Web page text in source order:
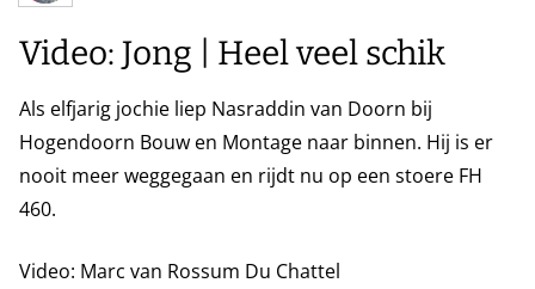
Video: Jong | Heel veel schik
Als elfjarig jochie liep Nasraddin van Doorn bij
Hogendoorn Bouw en Montage naar binnen. Hij is er
nooit meer weggegaan en rijdt nu op een stoere FH
460.
Video: Marc van Rossum Du Chattel